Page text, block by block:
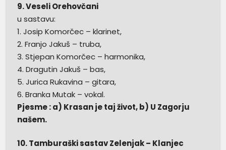
9. Veseli Orehovčani
u sastavu:
1. Josip Komorčec – klarinet,
2. Franjo Jakuš – truba,
3. Stjepan Komorčec – harmonika,
4. Dragutin Jakuš – bas,
5. Jurica Rukavina – gitara,
6. Branka Mutak – vokal.
Pjesme : a) Krasan je taj život, b) U Zagorju
našem.
10. Tamburaški sastav Zelenjak – Klanjec